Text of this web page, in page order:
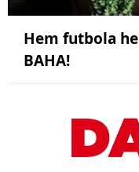
Hem futbola
BAHA!